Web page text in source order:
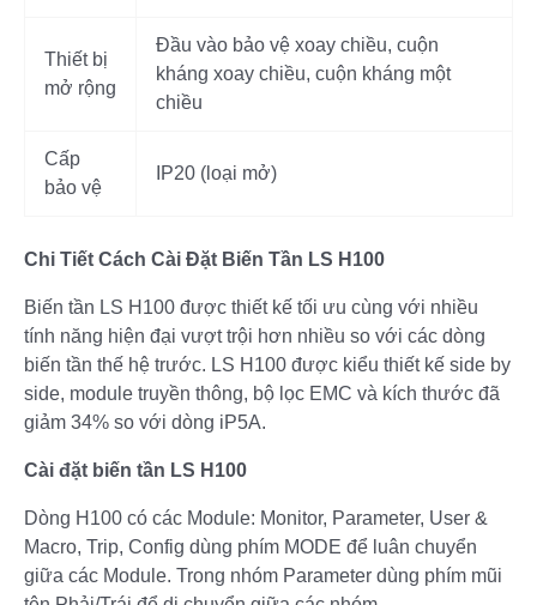
Thiết bị
mở rộng
Đầu vào bảo vệ xoay chiều, cuộn
kháng xoay chiều, cuộn kháng một
chiều
Cấp
bảo vệ
IP20 (loại mở)
Chi Tiết Cách Cài Đặt Biến Tần LS H100
Biến tần LS H100 được thiết kế tối ưu cùng với nhiều
tính năng hiện đại vượt trội hơn nhiều so với các dòng
biến tần thế hệ trước. LS H100 được kiểu thiết kế side by
side, module truyền thông, bộ lọc EMC và kích thước đã
giảm 34% so với dòng iP5A.
Cài đặt biến tần LS H100
Dòng H100 có các Module: Monitor, Parameter, User &
Macro, Trip, Config dùng phím MODE để luân chuyển
giữa các Module. Trong nhóm Parameter dùng phím mũi